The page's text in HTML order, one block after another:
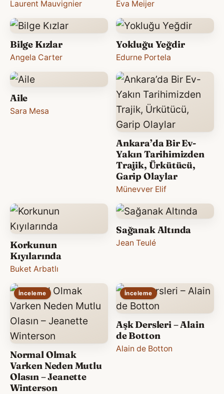
Laurent Mauvignier Eva Meijer
Bilge Kızlar
Angela Carter
Yokluğu Yeğdir
Edurne Portela
Aile
Sara Mesa
Ankara’da Bir Ev-
Yakın Tarihimizden
Trajik, Ürkütücü,
Garip Olaylar
Münevver Elif
Korkunun
Kıyılarında
Buket Arbatlı
Sağanak Altında
Jean Teulé
İnceleme
Normal Olmak
Varken Neden Mutlu
Olasın – Jeanette
Winterson
İnceleme
Aşk Dersleri – Alain
de Botton
Alain de Botton